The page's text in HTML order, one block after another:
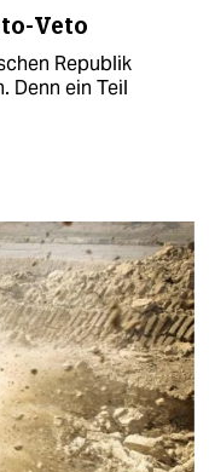
Veto
Republik
Denn ein Teil